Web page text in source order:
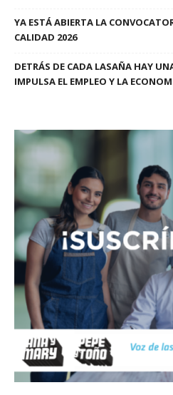
YA ESTÁ ABIERTA LA
CALIDAD 2026
DETRÁS DE CADA LASAÑA HAY
IMPULSA EL EMPLEO Y LA